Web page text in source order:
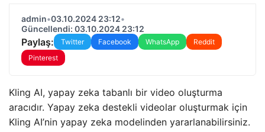
admin•03.10.2024 23:12•
Güncellendi: 03.10.2024 23:12
Paylaş: Twitter Facebook WhatsApp
Reddit
Pinterest
Kling AI, yapay zeka tabanlı bir video oluşturma
aracıdır. Yapay zeka destekli videolar oluşturmak için
Kling AI’nin yapay zeka modelinden yararlanabilirsiniz.